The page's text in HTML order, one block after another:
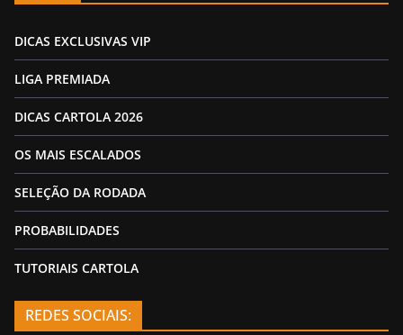
DICAS EXCLUSIVAS VIP
LIGA PREMIADA
DICAS CARTOLA 2026
OS MAIS ESCALADOS
SELEÇÃO DA RODADA
PROBABILIDADES
TUTORIAIS CARTOLA
REDES SOCIAIS: